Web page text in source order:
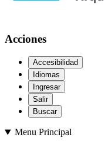
Acciones
Accesibilidad
Idiomas
Ingresar
Salir
Buscar
Menu Principal